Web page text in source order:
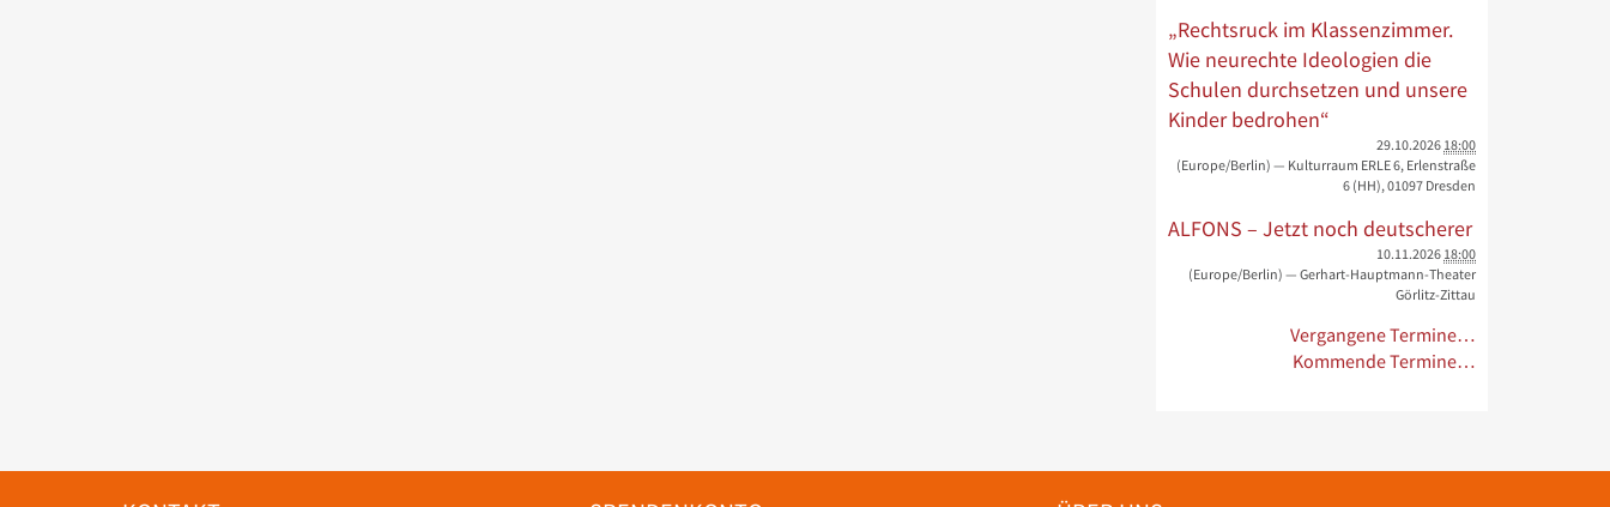
„Rechtsruck im Klassenzimmer.
Wie neurechte Ideologien die
Schulen durchsetzen und unsere
Kinder bedrohen“
29.10.2026 18:00
(Europe/Berlin) — Kulturraum ERLE 6, Erlenstraße
6 (HH), 01097 Dresden
ALFONS – Jetzt noch deutscherer
10.11.2026 18:00
(Europe/Berlin) — Gerhart-Hauptmann-Theater
Görlitz-Zittau
Vergangene Termine…
Kommende Termine…